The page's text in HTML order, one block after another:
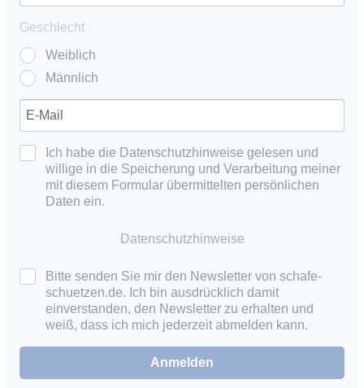
Geschlecht
Weiblich
Männlich
Ich habe die Datenschutzhinweise gelesen und
willige in die Speicherung und Verarbeitung meiner
mit diesem Formular übermittelten persönlichen
Daten ein.
Datenschutzhinweise
Bitte senden Sie mir den Newsletter von schafe-
schuetzen.de. Ich bin ausdrücklich damit
einverstanden, den Newsletter zu erhalten und
weiß, dass ich mich jederzeit abmelden kann.
Anmelden